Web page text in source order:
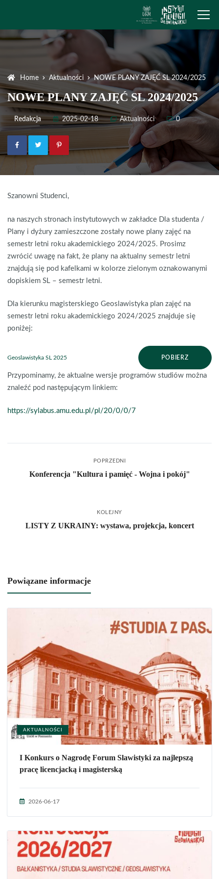
Home Aktualności NOWE PLANY ZAJĘĆ SL 2024/2025
NOWE PLANY ZAJĘĆ SL 2024/2025
Redakcja 2025-02-18 Aktualności 0
Szanowni Studenci,
na naszych stronach instytutowych w zakładce Dla studenta /
Plany i dyżury zamieszczone zostały nowe plany zajęć na
semestr letni roku akademickiego 2024/2025. Prosimz
zwrócić uwagę na fakt, że plany na aktualny semestr letni
znajdują się pod kafelkami w kolorze zielonym oznakowanymi
dopiskiem SL – semestr letni.
Dla kierunku magisterskiego Geoslawistyka plan zajęć na
semestr letni roku akademickiego 2024/2025 znajduje się
poniżej:
Geoslawistyka SL 2025 POBIERZ
Przypominamy, że aktualne wersje programów studiów można
znaleźć pod następującym linkiem:
https://sylabus.amu.edu.pl/pl/20/0/0/7
POPRZEDNI
Konferencja "Kultura i pamięć - Wojna i pokój"
KOLEJNY
LISTY Z UKRAINY: wystawa, projekcja, koncert
Powiązane informacje
AKTUALNOŚCI
I Konkurs o Nagrodę Forum Slawistyki za najlepszą
pracę licencjacką i magisterską
2026-06-17